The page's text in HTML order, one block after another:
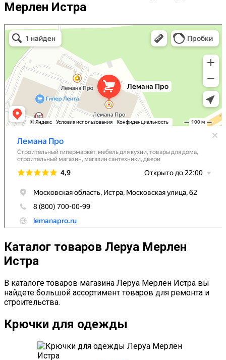
Мерлен Истра
Леруа Мерлен
Строительный гипермаркет в Истре
Товары для дома в Истре
Каталог товаров Леруа Мерлен
Истра
В каталоге товаров магазина Леруа Мерлен Истра вы
найдете большой ассортимент товаров для ремонта и
строительства.
Крючки для одежды